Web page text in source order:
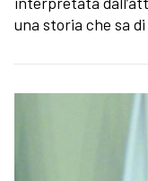
una storia che sa